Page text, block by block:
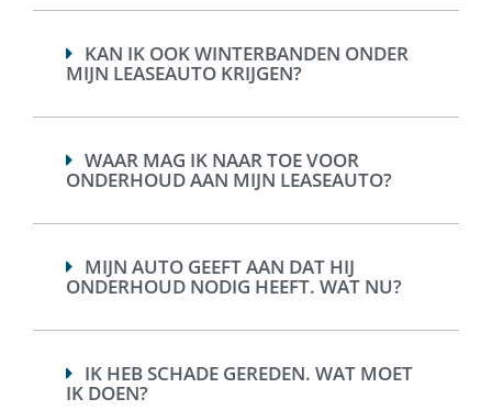
KAN IK OOK WINTERBANDEN ONDER
MIJN LEASEAUTO KRIJGEN?
WAAR MAG IK NAAR TOE VOOR
ONDERHOUD AAN MIJN LEASEAUTO?
MIJN AUTO GEEFT AAN DAT HIJ
ONDERHOUD NODIG HEEFT. WAT NU?
IK HEB SCHADE GEREDEN. WAT MOET
IK DOEN?